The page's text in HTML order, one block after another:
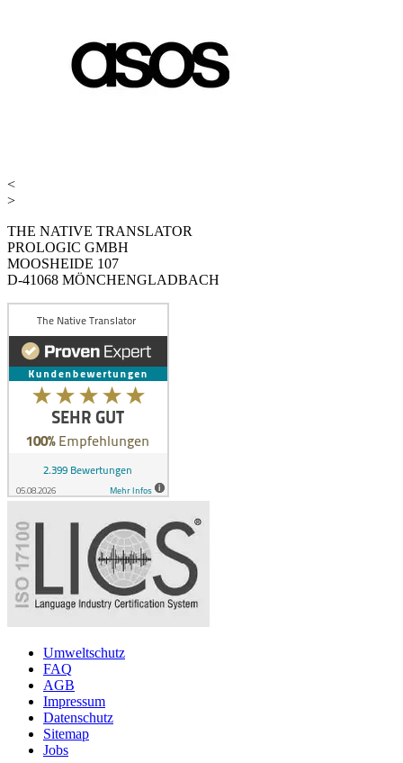
<
>
THE NATIVE TRANSLATOR
PROLOGIC GMBH
MOOSHEIDE 107
D-41068 MÖNCHENGLADBACH
Umweltschutz
FAQ
AGB
Impressum
Datenschutz
Sitemap
Jobs